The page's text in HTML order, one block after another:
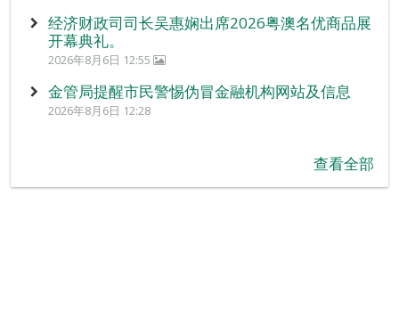
经济财政司司长吴惠娴出席2026粤澳名优商品展
开幕典礼。
2026年8月6日 12:55
金管局提醒市民警惕伪冒金融机构网站及信息
2026年8月6日 12:28
查看全部